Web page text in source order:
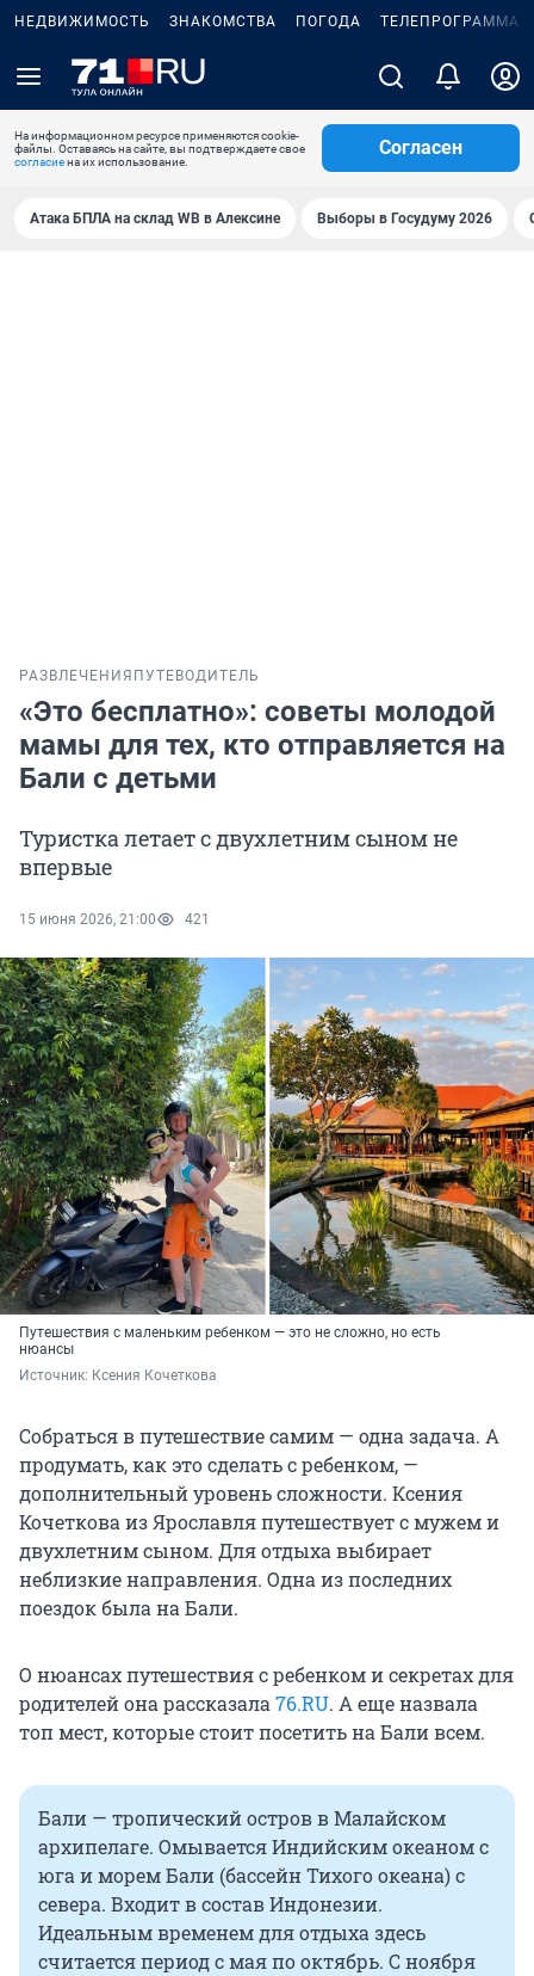
НЕДВИЖИМОСТЬ ЗНАКОМСТВА ПОГОДА ТЕЛЕПРОГРАММА
На информационном ресурсе применяются cookie-
файлы. Оставаясь на сайте, вы подтверждаете свое
согласиена их использование.
Согласен
Атака БПЛА на склад WB в Алексине Выборы в Госудуму 2026
РАЗВЛЕЧЕНИЯ ПУТЕВОДИТЕЛЬ
«Это бесплатно»: советы молодой
мамы для тех, кто отправляется на
Бали с детьми
Туристка летает с двухлетним сыном не
впервые
15 июня 2026, 21:00 421
Путешествия с маленьким ребенком — это не сложно, но есть
нюансы
Источник: Ксения Кочеткова
Собраться в путешествие самим — одна задача. А
продумать, как это сделать с ребенком, —
дополнительный уровень сложности. Ксения
Кочеткова из Ярославля путешествует с мужем и
двухлетним сыном. Для отдыха выбирает
неблизкие направления. Одна из последних
поездок была на Бали.
О нюансах путешествия с ребенком и секретах для
родителей она рассказала76.RU. А еще назвала
топ мест, которые стоит посетить на Бали всем.
Бали — тропический остров в Малайском
архипелаге. Омывается Индийским океаном с
юга и морем Бали (бассейн Тихого океана) с
севера. Входит в состав Индонезии.
Идеальным временем для отдыха здесь
считается период с мая по октябрь. С ноября